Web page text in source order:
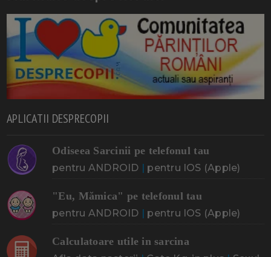
APLICATII DESPRECOPII
Odiseea Sarcinii pe telefonul tau
pentru ANDROID | pentru IOS (Apple)
"Eu, Mămica" pe telefonul tau
pentru ANDROID | pentru IOS (Apple)
Calculatoare utile in sarcina